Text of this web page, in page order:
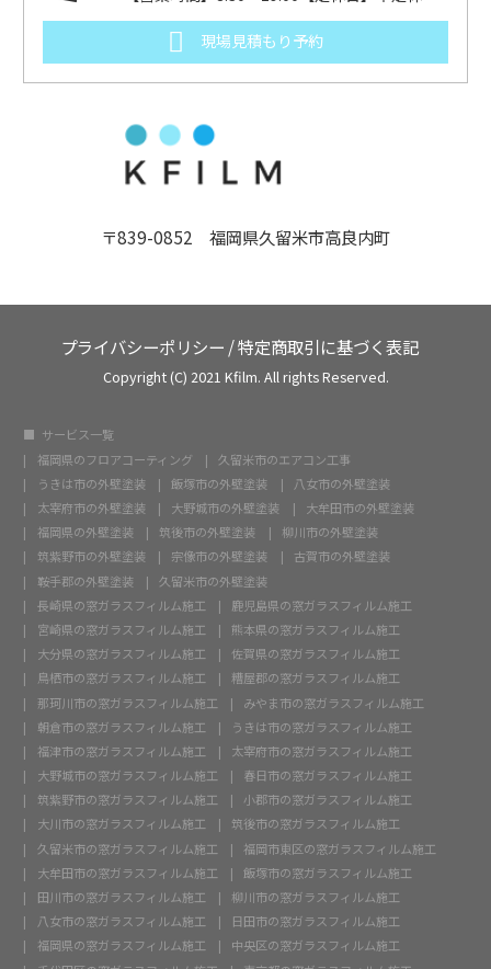
現場見積もり予約
〒839-0852 福岡県久留米市高良内町
プライバシーポリシー /特定商取引に基づく表記
Copyright (C) 2021 Kfilm. All rights Reserved.
サービス一覧
福岡県のフロアコーティング
久留米市のエアコン工事
うきは市の外壁塗装
飯塚市の外壁塗装
八女市の外壁塗装
太宰府市の外壁塗装
大野城市の外壁塗装
大牟田市の外壁塗装
福岡県の外壁塗装
筑後市の外壁塗装
柳川市の外壁塗装
筑紫野市の外壁塗装
宗像市の外壁塗装
古賀市の外壁塗装
鞍手郡の外壁塗装
久留米市の外壁塗装
長崎県の窓ガラスフィルム施工
鹿児島県の窓ガラスフィルム施工
宮崎県の窓ガラスフィルム施工
熊本県の窓ガラスフィルム施工
大分県の窓ガラスフィルム施工
佐賀県の窓ガラスフィルム施工
鳥栖市の窓ガラスフィルム施工
糟屋郡の窓ガラスフィルム施工
那珂川市の窓ガラスフィルム施工
みやま市の窓ガラスフィルム施工
朝倉市の窓ガラスフィルム施工
うきは市の窓ガラスフィルム施工
福津市の窓ガラスフィルム施工
太宰府市の窓ガラスフィルム施工
大野城市の窓ガラスフィルム施工
春日市の窓ガラスフィルム施工
筑紫野市の窓ガラスフィルム施工
小郡市の窓ガラスフィルム施工
大川市の窓ガラスフィルム施工
筑後市の窓ガラスフィルム施工
久留米市の窓ガラスフィルム施工
福岡市東区の窓ガラスフィルム施工
大牟田市の窓ガラスフィルム施工
飯塚市の窓ガラスフィルム施工
田川市の窓ガラスフィルム施工
柳川市の窓ガラスフィルム施工
八女市の窓ガラスフィルム施工
日田市の窓ガラスフィルム施工
福岡県の窓ガラスフィルム施工
中央区の窓ガラスフィルム施工